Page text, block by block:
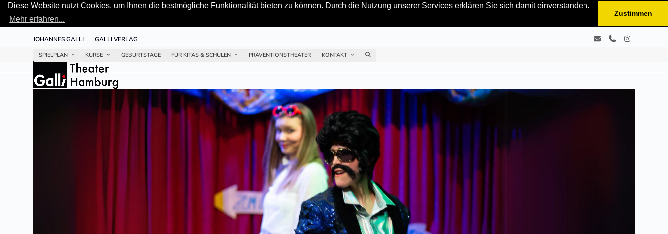
Diese Website nutzt Cookies, um Ihnen die bestmögliche Funktionalität bieten zu können. Durch die Nutzung unserer Services erklären Sie sich damit einverstanden.
Mehr erfahren...
Zustimmen
JOHANNES GALLI GALLI VERLAG E- TelefonInstagram
SPIELPLAN KURSE GEBURTSTAGE FÜR KITAS & SCHULEN PRÄVENTIONSTHEATER KONTAKT